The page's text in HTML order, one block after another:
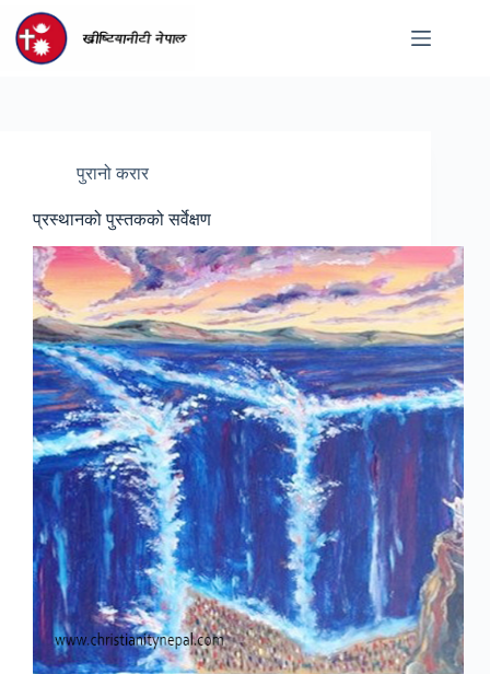
content
पुरानो करार
प्रस्थानको पुस्तकको सर्वेक्षण